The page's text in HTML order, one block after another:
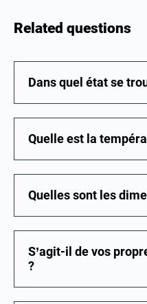
Related questions
Dans quel état se
Quelle est la
Quelles sont les
S’agit-il de vos
?